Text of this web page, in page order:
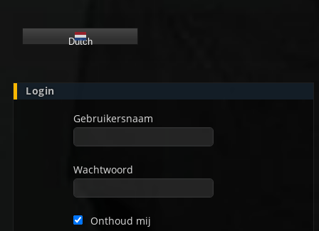
Dutch
Login
Gebruikersnaam
Wachtwoord
Onthoud mij